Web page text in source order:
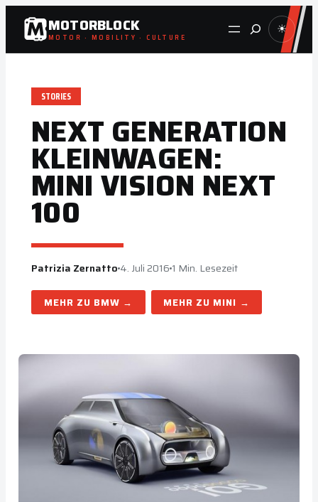
Zum
Inhalt
springen
MOTORBLOCK
MOTOR · MOBILITY · CULTURE Suche ☀
STORIES
NEXT GENERATION
KLEINWAGEN:
MINI VISION NEXT
100
Patrizia Zernatto 4. Juli 2016 1 Min. Lesezeit
BMW MINI